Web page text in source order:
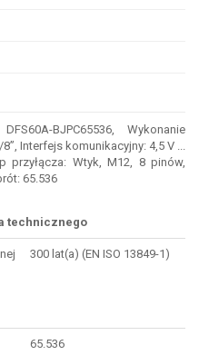
BJPC65536, Wykonanie
Interfejs komunikacyjny: 4,5 V ...
przyłącza: Wtyk, M12, 8 pinów,
65.536
technicznego
300 lat(a) (EN ISO 13849-1)
65.536